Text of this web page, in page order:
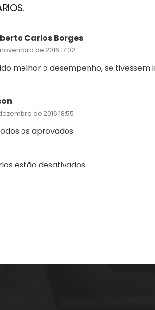
.
Carlos Borges
de 2016 17:02
melhor o desempenho, se
de 2016 18:55
os aprovados.
estão desativados.
Concursos é uma escola